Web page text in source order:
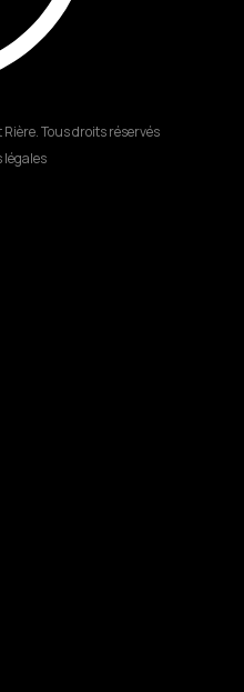
Tous droits réservés
légales